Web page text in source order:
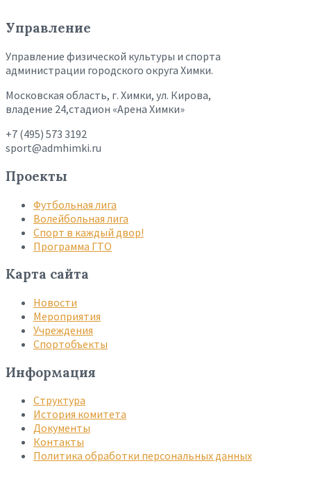
Управление
Управление физической культуры и спорта
администрации городского округа Химки.
Московская область, г. Химки, ул. Кирова,
владение 24,стадион «Арена Химки»
+7 (495) 573 3192
sport@admhimki.ru
Проекты
Футбольная лига
Волейбольная лига
Спорт в каждый двор!
Программа ГТО
Карта сайта
Новости
Мероприятия
Учреждения
Спортобъекты
Информация
Структура
История комитета
Документы
Контакты
Политика обработки персональных данных